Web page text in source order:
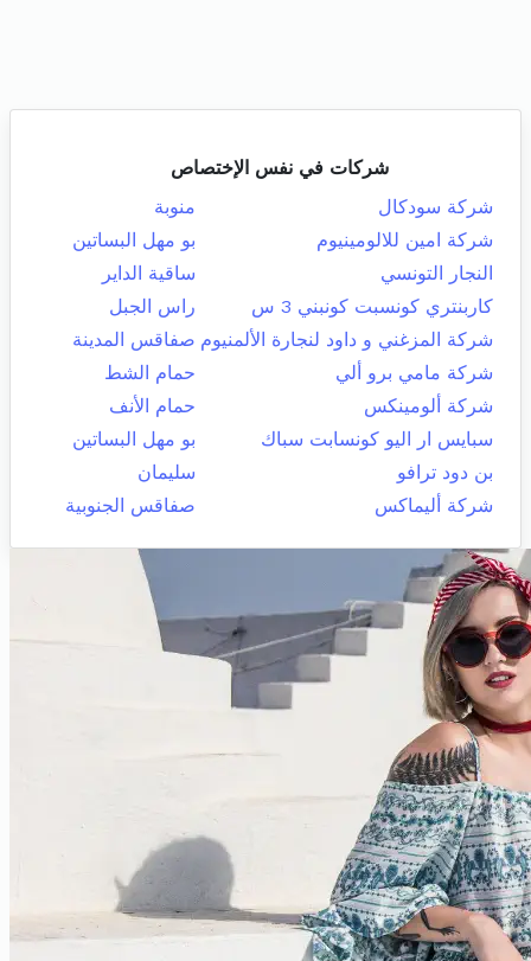
شركات في نفس الإختصاص
شركة سودكال
منوبة
شركة امين للالومينيوم
بو مهل البساتين
النجار التونسي
ساقية الداير
كاربنتري كونسبت كونبني 3 س
راس الجبل
شركة المزغني و داود لنجارة الألمنيوم صفاقس المدينة
شركة مامي برو ألي
حمام الشط
شركة ألومينكس
حمام الأنف
سبايس ار اليو كونسابت سباك
بو مهل البساتين
بن دود ترافو
سليمان
شركة أليماكس
صفاقس الجنوبية